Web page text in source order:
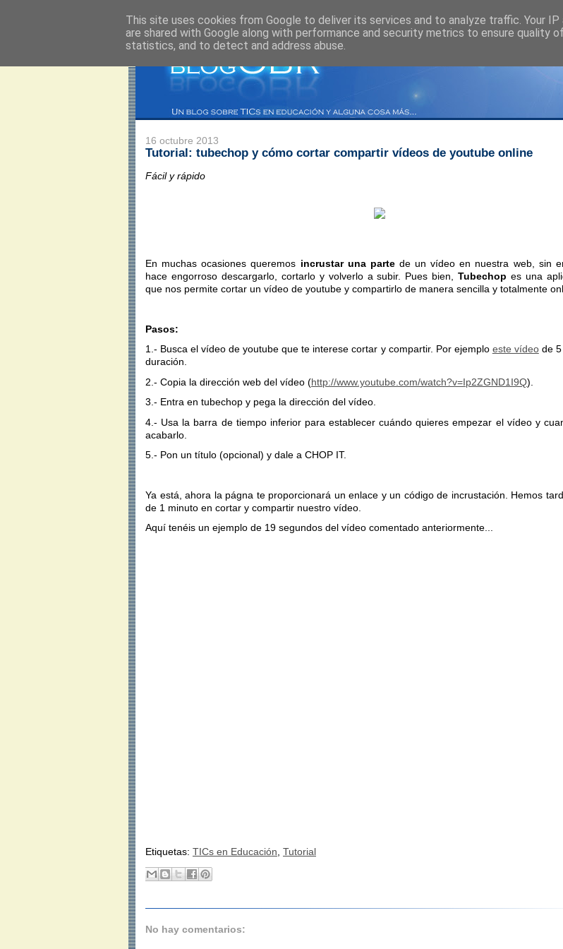
16 octubre 2013
Tutorial: tubechop y cómo cortar compartir vídeos de youtube online
Fácil y rápido
En muchas ocasiones queremos incrustar una parte de un vídeo en nuestra web, sin
hace engorroso descargarlo, cortarlo y volverlo a subir. Pues bien,Tubechop es una
que nos permite cortar un vídeo de youtube y compartirlo de manera sencilla y totalmente
Pasos:
1.- Busca el vídeo de youtube que te interese cortar y compartir. Por ejemplo este vídeode 5
duración.
2.- Copia la dirección web del vídeo (http://www.youtube.com/watch?v=Ip2ZGND1I9Q).
3.- Entra en tubechop y pega la dirección del vídeo.
4.- Usa la barra de tiempo inferior para establecer cuándo quieres empezar el vídeo y
acabarlo.
5.- Pon un título (opcional) y dale a CHOP IT.
Ya está, ahora la págna te proporcionará un enlace y un código de incrustación. Hemos
de 1 minuto en cortar y compartir nuestro vídeo.
Aquí tenéis un ejemplo de 19 segundos del vídeo comentado anteriormente...
Etiquetas: TICs en Educación Tutorial
No hay comentarios:
This site uses cookies from Google to deliver its services and to analyze traffic. Your IP
are shared with Google along with performance and security metrics to ensure quality
statistics, and to detect and address abuse.